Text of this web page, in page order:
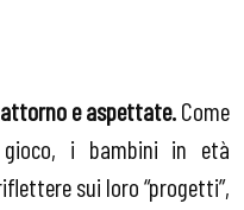
e aspettate.Come
i bambini in età
sui loro “progetti”,